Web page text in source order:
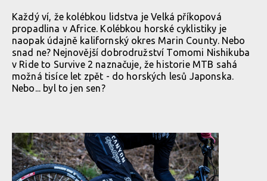
Každý ví, že kolébkou lidstva je Velká příkopová
propadlina v Africe. Kolébkou horské cyklistiky je
naopak údajně kalifornský okres Marin County. Nebo
snad ne? Nejnovější dobrodružství Tomomi Nishikuba
v Ride to Survive 2 naznačuje, že historie MTB sahá
možná tisíce let zpět - do horských lesů Japonska.
Nebo... byl to jen sen?